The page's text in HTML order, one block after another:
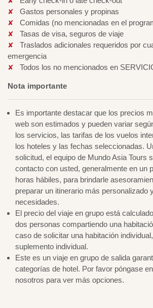
Gastos personales y propinas
Comidas (no mencionadas en el
Tasas de visa, seguros de viaje
Traslados adicionales requeridos por
emergencia
Todos los no mencionados en
Nota importante
Es importante destacar que los precios
web son estimados y pueden variar
los servicios, las tarifas de los vuelos
los hoteles y las fechas seleccionadas.
solicitud, el equipo de Mundo Asia Tours
contacto con usted, generalmente en un
horas hábiles, para brindarle
preparar un itinerario más personalizado
necesidades.
El precio del viaje en grupo está
dos personas compartiendo una
caso de solicitar una habitación
suplemento individual.
Este es un viaje en grupo de salida
categorías de hotel. Por favor póngase
nosotros para ver más opciones.